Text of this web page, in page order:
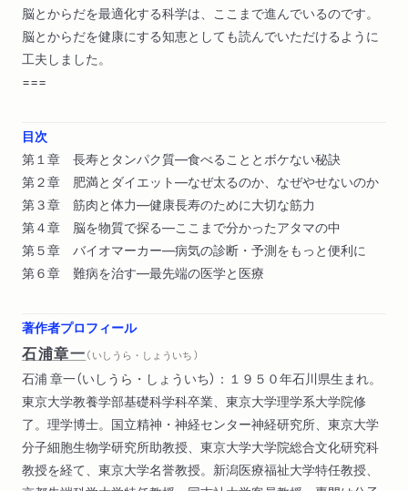
脳とからだを最適化する科学は、ここまで進んでいるのです。
脳とからだを健康にする知恵としても読んでいただけるように
工夫しました。
===
目次
第１章 長寿とタンパク質―食べることとボケない秘訣
第２章 肥満とダイエット―なぜ太るのか、なぜやせないのか
第３章 筋肉と体力―健康長寿のために大切な筋力
第４章 脳を物質で探る―ここまで分かったアタマの中
第５章 バイオマーカー―病気の診断・予測をもっと便利に
第６章 難病を治す―最先端の医学と医療
著作者プロフィール
石浦章一（ いしうら・しょういち ）
石浦 章一（いしうら・しょういち）：１９５０年石川県生まれ。
東京大学教養学部基礎科学科卒業、東京大学理学系大学院修
了。理学博士。国立精神・神経センター神経研究所、東京大学
分子細胞生物学研究所助教授、東京大学大学院総合文化研究科
教授を経て、東京大学名誉教授。新潟医療福祉大学特任教授、